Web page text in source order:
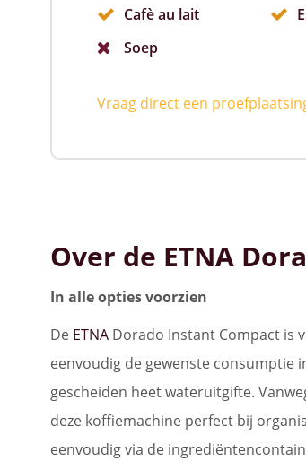
Cafè au lait
Soep
Vraag direct een
Over de ETNA
In alle opties voorzien
De ETNA Dorado Instant Compact is
eenvoudig de gewenste consumptie
gescheiden heet wateruitgifte.
deze koffiemachine perfect bij
eenvoudig via de